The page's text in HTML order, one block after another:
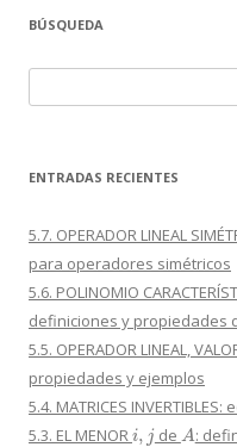
BÚSQUEDA
ENTRADAS RECIENTES
5.7. OPERADOR LINEAL
para operadores simétricos
5.6. POLINOMIO
definiciones y propiedades
5.5. OPERADOR LINEAL,
propiedades y ejemplos
5.4. MATRICES
5.3. EL MENORi,j de A: